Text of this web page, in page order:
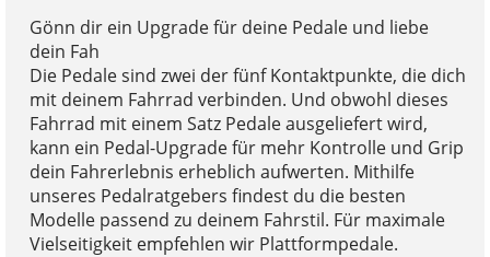
Gönn dir ein Upgrade für deine Pedale und liebe
dein Fah
Die Pedale sind zwei der fünf Kontaktpunkte, die dich
mit deinem Fahrrad verbinden. Und obwohl dieses
Fahrrad mit einem Satz Pedale ausgeliefert wird,
kann ein Pedal-Upgrade für mehr Kontrolle und Grip
dein Fahrerlebnis erheblich aufwerten. Mithilfe
unseres Pedalratgebers findest du die besten
Modelle passend zu deinem Fahrstil. Für maximale
Vielseitigkeit empfehlen wir Plattformpedale.